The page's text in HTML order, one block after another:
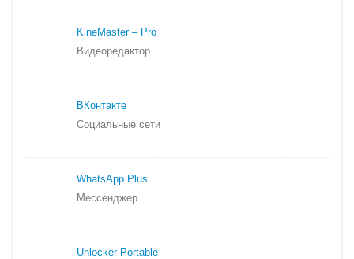
KineMaster – Pro
Видеоредактор
ВКонтакте
Социальные сети
WhatsApp Plus
Мессенджер
Unlocker Portable